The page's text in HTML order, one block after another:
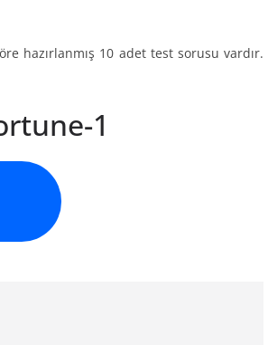
hazırlanmış 10 adet test sorusu vardır.
1